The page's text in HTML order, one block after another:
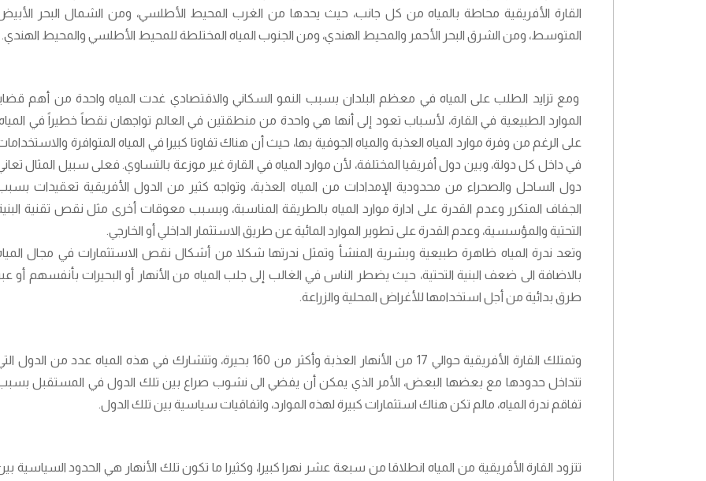
القارة الأفريقية محاطة بالمياه من كل جانب، حيث يحدها من الغرب المحيط الأطلسي، ومن الشمال البحر
المتوسط، ومن الشرق البحر الأحمر والمحيط الهندي، ومن الجنوب المياه المختلطة للمحيط الأطلسي والمحيط الهندي.
ومع تزايد الطلب على المياه في معظم البلدان بسبب النمو السكاني والاقتصادي غدت المياه واحدة من أهم
الموارد الطبيعية في القارة، لأسباب تعود إلى أنها هي واحدة من منطقتين في العالم تواجهان نقصاً خطيراً في
على الرغم من وفرة موارد المياه العذبة والمياه الجوفية بها، حيث أن هناك تفاوتا كبيرا في المياه المتوافرة
في داخل كل دولة، وبين دول أفريقيا المختلفة، لأن موارد المياه في القارة غير موزعة بالتساوي. فعلى سبيل المثال
دول الساحل والصحراء من محدودية الإمدادات من المياه العذبة، وتواجه كثير من الدول الأفريقية تعقيدات
الجفاف المتكرر وعدم القدرة على ادارة موارد المياه بالطريقة المناسبة، وبسبب معوقات أخرى مثل نقص تقنية
التحتية والمؤسسية، وعدم القدرة على تطوير الموارد المائية عن طريق الاستثمار الداخلي أو الخارجي.
وتعد ندرة المياه ظاهرة طبيعية وبشرية المنشأ وتمثل ندرتها شكلا من أشكال نقص الاستثمارات في مجال
بالاضافة الى ضعف البنية التحتية، حيث يضطر الناس في الغالب إلى جلب المياه من الأنهار أو البحيرات بأنفسهم أو
طرق بدائية من أجل استخدامها للأغراض المحلية والزراعة.
وتمتلك القارة الأفريقية حوالي 17 من الأنهار العذبة وأكثر من 160 بحيرة، وتتشارك في هذه المياه عدد من الدول
تتداخل حدودها مع بعضها البعض، الأمر الذي يمكن أن يفضي الى نشوب صراع بين تلك الدول في المستقبل
تفاقم ندرة المياه، مالم تكن هناك استثمارات كبيرة لهذه الموارد، واتفاقيات سياسية بين تلك الدول.
تتزود القارة الأفريقية من المياه انطلاقا من سبعة عشر نهرا كبيرا، وكثيرا ما تكون تلك الأنهار هي الحدود السياسية